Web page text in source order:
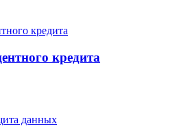
кредита
данных